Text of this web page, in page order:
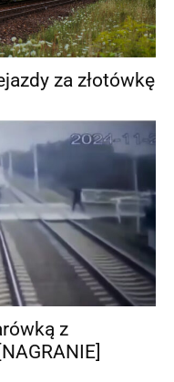
za złotówkę
z